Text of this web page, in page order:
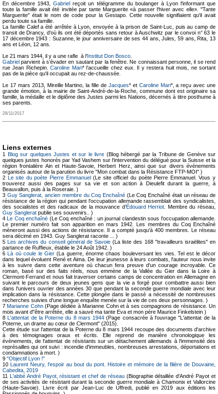
En décembre 1943,Gabriel reçoit un télégramme du boulanger à Lyon l'informant que
toute la famille avait été invitée par tante Marguerite «à passer l'hiver avec elle». "Tante
Marguerite" était le nom de code pour la Gestapo. Cette nouvelle signifiaient qu'il avait
perdu toute sa famille.
La famille Calef a été arrêtée à Lyon, envoyée à la prison de Saint-Luc, puis au camp de
transit de Drancy, d'où ils ont été déportés sans retour à Auschwitz par le convoi n° 63 le
17 décembre 1943 : Suzanne, le jour anniversaire de ses 44 ans, Jules, 59 ans, Rita, 13
ans et Léon, 12 ans.
Le 21 mars 1944, il y a une rafle à l'Institut Don Bosco
Gabriel parvient à s’évader en sautant par la fenêtre. Ne connaissant personne, il se rend
rue Jean Richepin.Caroline Mari* l’accueille chez eux. Il y restera huit mois, ne sortant
pas de la pièce qu'il occupait au rez-de-chaussée.
Le 17 mars 2013, Mireille Martino, la fille de Jacques* et Caroline Mari*, a reçu avec une
grande émotion, à la mairie de Saint-André-de-la-Roche, commune dont est originaire sa
famille, la médaille et le diplôme des Justes parmi les Nations, décernés à titre posthume à
ses parents.
28/11/2017
Liens externes
1 Blog sur quelques Justes et sur le livre (Blog hébergé par la Tribune de Genève sur
quelques justes honorés par Yad Vashem sur l'intervention du délégué pour la Suisse et la
région frontalière Ain et Haute-Savoie, Herbert Herz, ainsi que sur divers événements
organisés autour de la parution du livre "Mon combat dans la Résistance FTP-MOI" )
2 Le site du poète Pierre Emmanuel(Le site officiel du poète Pierre Emmanuel. Vous y
trouverez aussi des pages sur sa vie et son action à Dieulefit durant la guerre, à
Beauvallon, puis à la Roseraie. )
3 Guy Sanglerat, ancien membre du Coq Enchaîné (Le Coq Enchaîné était un réseau de
résistance de la région qui pendant l'occupation allemande rassemblait des syndicalistes,
des socialistes et des radicaux de la mouvance d’Édouard Herriot . Membre du réseau,
Guy Sanglerat publie ses souvenirs.. )
4Le Coq enchaîné (Le Coq enchaîné : un journal clandestin sous l'occupation allemande.
Le premier numéro fait son apparition en mars 1942. Les membres du Coq Enchaîné
mèneront aussi des actions de résistance. Il a compté jusqu'à 400 membres. Le réseau
sera décimé en 1943. Guy Sanglerat raconte ... )
5Les archives du conseil général de Savoie (La liste des 168 "travailleurs israëlites" en
partance de Ruffieux, établie le 24 Août 1942. )
6Là où coule le Gier(La guerre, énorme chaos bouleversant les vies. Tel est le décor
dans lequel évoluent René et Aima. De leur jeunesse à leurs combats, l'auteur nous invite
à les suivre dans cette aventure où chacun fera preuve d'un courage incroyable. Ce
roman, basé sur des faits réels, nous emmène de la Vallée du Gier dans la Loire à
Clermont-Ferrand et nous fait traverser certains camps de concentration en Allemagne en
suivant le parcours de deux jeunes gens que la vie a forgé pour combattre aussi bien
dans l'univers ouvrier des années 30 que pendant la seconde guerre mondiale avec leur
implication dans la résistance. Cette plongée dans le passé a nécessité de nombreuses
recherches suivies d'une longue enquête menée sur la vie de ces deux personnages. )
7Marianne Cohn(Page dédiée à Marianne Cohn et à ses compagnons de résistance. Un
mois avant d"être arrêtée, elle a sauvé ma tante Eva et mon père Maurice Finkelstein )
8L'attentat de la Poterne du 8 mars 1944 (Page consacrée à l'ouvrage "L'attentat de la
Poterne, un drame au cœur de Clermont" (2015).
Cette étude sur l'attentat de la Poterne du 8 mars 1944 recoupe des documents d'archive
à des témoignages oraux et écrits. Elle reprend de manière chronologique les
évènements, de l'attentat de résistants sur un détachement allemands à l'immensité des
représailles qui ont suivi : incendie d'immeubles, nombreuses arrestations, déportations et
condamnations à mort. )
9 "Objectif Lyon !"
10 Laurent Neury, l'espoir au bout du pont. Histoire et mémoire de la filière de Douvaine,
Cabedita, 2019
11 L'abbé André Payot, résistant et chef de réseau(Biographie détaillée d'André Payot et
de ses activités de résistant durant la seconde guerre mondiale à Chamonix et Vallorcine
(Haute-Savoie). Livre écrit par Jean-Luc de Uffredi, publié en 2019 aux éditions les